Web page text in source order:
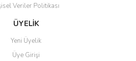
Gönder
Veriler Politikası
ÜYELİK
Yeni Üyelik
Üye Girişi